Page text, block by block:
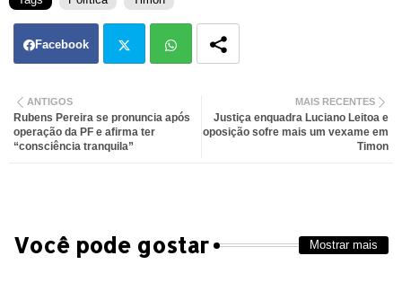
Facebook
ter atsa
MAIS RECENTES
Justiça enquadra Luciano Leitoa e
oposição sofre mais um vexame em
Timon
ANTIGOS
Rubens Pereira se pronuncia após
operação da PF e afirma ter
“consciência tranquila”
Você pode gostar Mostrar mais